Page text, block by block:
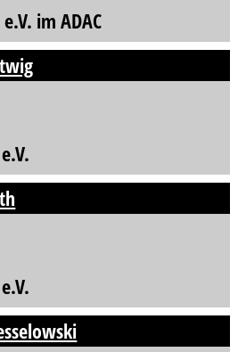
im ADAC